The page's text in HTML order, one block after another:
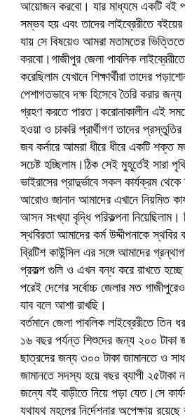
আয়োজন করবো। যার মাধ্যমে একটি বই
সম্ভব হয় এবং তাদের লাইব্রেরীতে বইয়ের
যায় সে বিষয়েও আমরা মতামতের
করবো।গাজীপুর জেলা পাবলিক
করেছিলাম যেখানে শিক্ষার্থীরা তাদের
পেশাগতভাবে দক্ষ হিসেবে তৈরি করার
গ্রহণ করতে পারত।করোনাকালীন এই
হওয়া ও চাকরি প্রার্থীগণ তাদের
জব কর্নারে আমরা ধীরে ধীরে একটি শক্ত
সচেষ্ট হচ্ছিলাম।ঠিক সেই মুহূর্তেই সারা
ভাইরাসের প্রাদুর্ভাবে সকল কার্যক্রম
আরোও জানান আমাদের এখানে নিয়মিত
আসন সংখ্যা বৃদ্ধি পরিকল্পনা নিয়েছিলাম।
স্থবিরতা আমাদের কর্ম উদ্দীপনাকে
ব্রিটিশ কাউন্সিল এর সঙ্গে আমাদের
প্রকল্প গুলি ও এখন বন্ধ করে রাখতে
পরেই দেশের সর্বোচ্চ জেলার মত
যাব বলে আশা রাখছি।
বর্তমানে জেলা পাবলিক লাইব্রেরীতে তিন
১৬ বছর পর্যন্ত শিশুদের জন্য ২০০ টাকা
ছাত্রদের জন্য ৩০০ টাকা জামানতে ও
জামানতে সদস্য হয়ে বছর ব্যাপী ২৫টাকা
জন্যে বই বাড়ীতে নিয়ে পড়া যেত।সে
যথাযথ মহলের নির্দেশনার অপেক্ষায়